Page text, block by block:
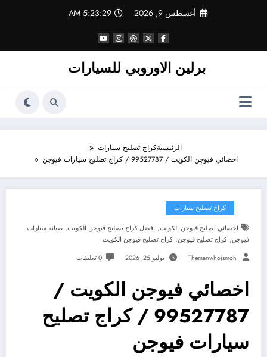
أغسطس 9, 2026 5:23:30 AM
برلين الاوروبي للسيارات
الرئيسيةكراج تصليح سيارات
اخصائي فيوجن الكويت / 99527787 / كراج تصليح سيارات فيوجن
كراج تصليح سيارات
اخصائي تصليح فيوجن الكويت, افضل كراج تصليح فيوجن الكويت, صيانة سيارات
فيوجن,كراج تصليح فيوجن,كراج تصليح فيوجن الكويت
Themanwhoismoh يوليو 25, 2026 0 تعليقات
اخصائي فيوجن الكويت /
99527787 / كراج تصليح
سيارات فيوجن